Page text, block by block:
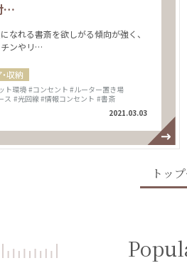
…
なれる書斎を欲しがる傾向が強く、
ンやリ…
収納
ト環境#コンセント #ルーター置き場
ス #光回線 #情報コンセント #書斎
2021.03.03
トッ